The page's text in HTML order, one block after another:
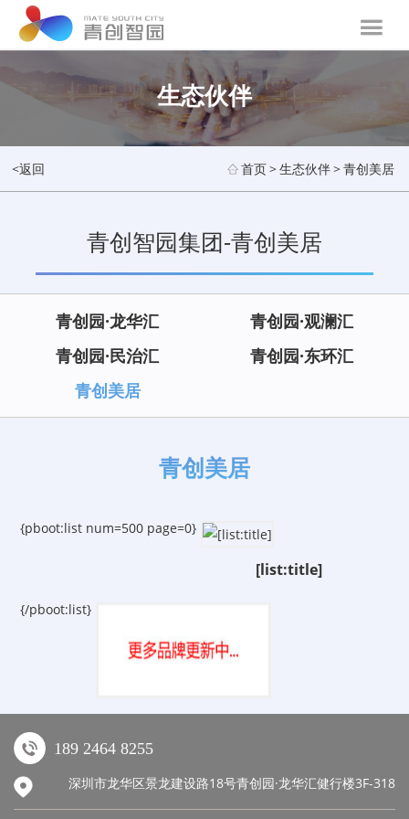
生态伙伴
<返回 首页>生态伙伴>青创美居
青创智园集团-青创美居
青创园·龙华汇
青创园·观澜汇
青创园·民治汇
青创园·东环汇
青创美居
青创美居
{pboot:list num=500 page=0}
[list:title]
{/pboot:list}
189 2464 8255
深圳市龙华区景龙建设路18号青创园·龙华汇健行楼3F-318